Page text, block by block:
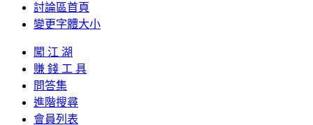
討論區首頁
變更字體大小
闖 江 湖
賺 錢 工 具
問答集
進階搜尋
會員列表